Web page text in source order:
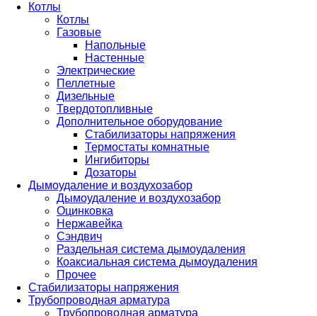
Котлы
Котлы
Газовые
Напольные
Настенные
Электрические
Пеллетные
Дизельные
Твердотопливные
Дополнительное оборудование
Стабилизаторы напряжения
Термостаты комнатные
Ингибиторы
Дозаторы
Дымоудаление и воздухозабор
Дымоудаление и воздухозабор
Оцинковка
Нержавейка
Сэндвич
Раздельная система дымоудаления
Коаксиальная система дымоудаления
Прочее
Стабилизаторы напряжения
Трубопроводная арматура
Трубопроводная арматура